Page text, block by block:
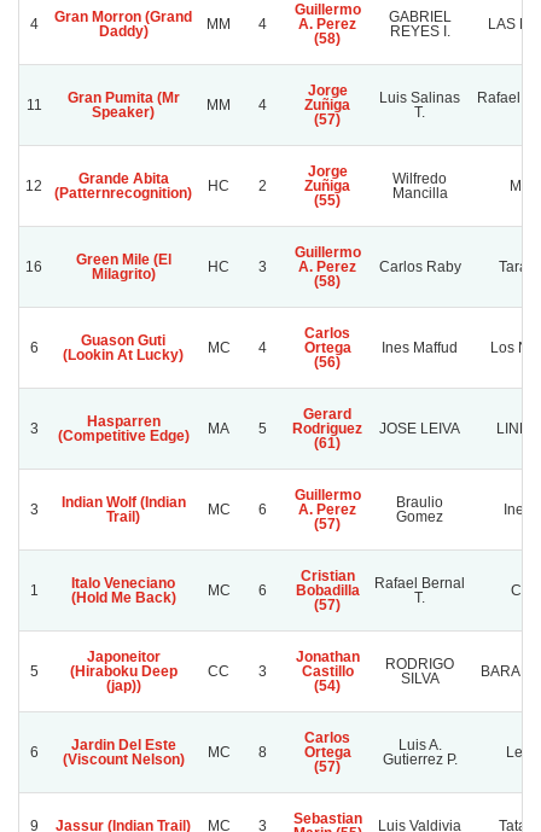
4
Gran Morron (Grand
Daddy)
MM 4
Guillermo
A. Perez
(58)
GABRIEL
REYES I.
LAS
11
Gran Pumita (Mr
Speaker)
MM 4
Jorge
Zuñiga
(57)
Luis Salinas
T.
Rafael
12
Grande Abita
(Patternrecognition)
HC 2
Jorge
Zuñiga
(55)
Wilfredo
Mancilla
M S
16
Green Mile (El
Milagrito)
HC 3
Guillermo
A. Perez
(58)
Carlos Raby
6
Guason Guti
(Lookin At Lucky)
MC 4
Carlos
Ortega
(56)
Ines Maffud Los
3
Hasparren
(Competitive Edge)
MA 5
Gerard
Rodriguez
(61)
JOSE LEIVA
3
Indian Wolf (Indian
Trail)
MC 6
Guillermo
A. Perez
(57)
Braulio
Gomez
1
Italo Veneciano
(Hold Me Back)
MC 6
Cristian
Bobadilla
(57)
Rafael Bernal
T.
5
Japoneitor
(Hiraboku Deep
(jap))
CC 3
Jonathan
Castillo
(54)
RODRIGO
SILVA
6
Jardin Del Este
(Viscount Nelson)
MC 8
Carlos
Ortega
(57)
Luis A.
Gutierrez P.
9 Jassur (Indian Trail) MC 3
Sebastian
Luis Valdivia Tata